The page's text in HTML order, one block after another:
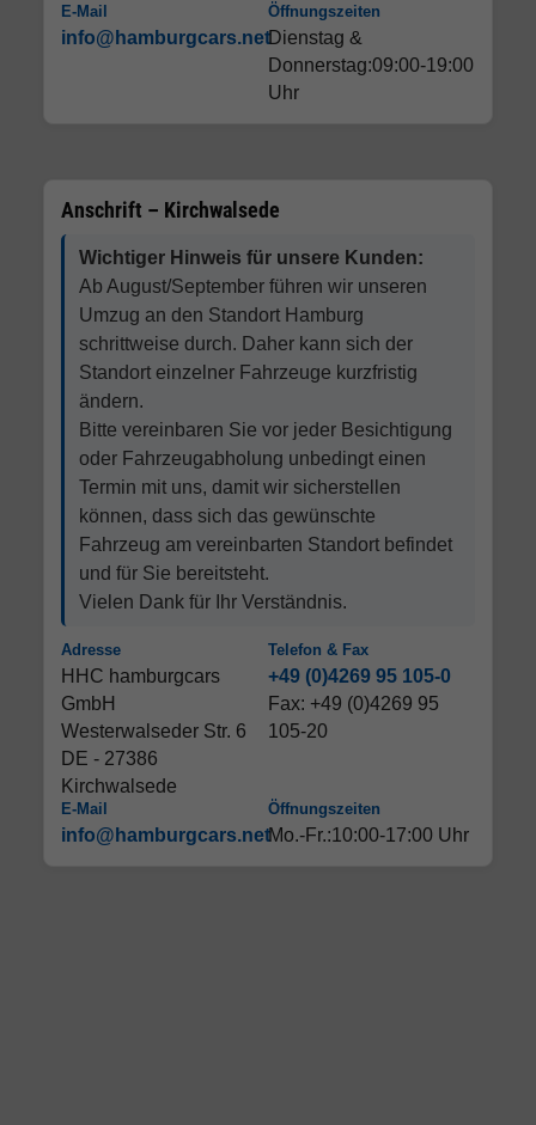
E-Mail
info@hamburgcars.net
Öffnungszeiten
Dienstag &
Donnerstag:09:00-19:00
Uhr
Anschrift – Kirchwalsede
Wichtiger Hinweis für unsere Kunden:
Ab August/September führen wir unseren
Umzug an den Standort Hamburg
schrittweise durch. Daher kann sich der
Standort einzelner Fahrzeuge kurzfristig
ändern.
Bitte vereinbaren Sie vor jeder Besichtigung
oder Fahrzeugabholung unbedingt einen
Termin mit uns, damit wir sicherstellen
können, dass sich das gewünschte
Fahrzeug am vereinbarten Standort befindet
und für Sie bereitsteht.
Vielen Dank für Ihr Verständnis.
Adresse
HHC hamburgcars
GmbH
Westerwalseder Str. 6
DE - 27386
Kirchwalsede
Telefon & Fax
+49 (0)4269 95 105-0
Fax: +49 (0)4269 95
105-20
E-Mail
info@hamburgcars.net
Öffnungszeiten
Mo.-Fr.:10:00-17:00 Uhr